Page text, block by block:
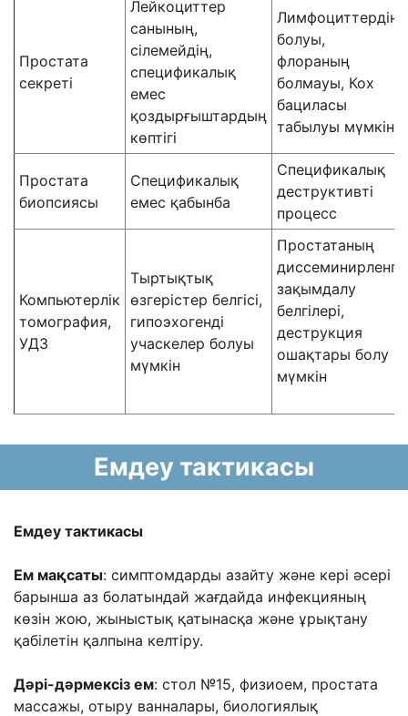
Простата
секреті
Лейкоциттер
санының,
сілемейдің,
спецификалық
емес
қоздырғыштардың
көптігі
Лимфоциттердің
болуы,
флораның
болмауы, Кох
бациласы
табылуы мүмкін
Простата
биопсиясы
Спецификалық
емес қабынба
Спецификалық
деструктивті
процесс
Компьютерлік
томография,
УДЗ
Тыртықтық
өзгерістер белгісі,
гипоэхогенді
учаскелер болуы
мүмкін
Простатаның
зақымдалу
белгілері,
деструкция
ошақтары болу
мүмкін
Емдеу тактикасы
Емдеу тактикасы
Ем мақсаты: симптомдарды азайту жəне кері əсері
барынша аз болатындай жағдайда инфекцияның
көзін жою, жыныстық қатынасқа жəне ұрықтану
қабілетін қалпына келтіру.
Дəрі-дəрмексіз ем: стол №15, физиоем, простата
массажы, отыру ванналары, биологиялық